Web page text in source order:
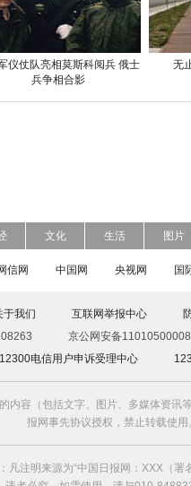
仪仗队亮相莫斯科阅兵 俄士
兵争相合影
无
文化 生活 图片
信网 中国网 央视网 国
于我们 互联网举报中心
京公网安备
12300电信用户申诉受理中心
内容（包括文字、图片、多媒体资
报网事先协议授权，禁止转载使
凡注明来源为“中国日报网：XXX（